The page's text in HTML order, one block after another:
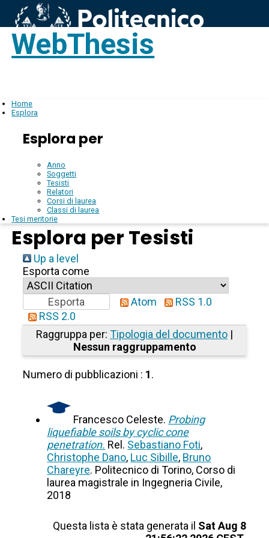
WebThesis
Home
Esplora
Esplora per
Anno
Soggetti
Tesisti
Relatori
Corsi di laurea
Classi di laurea
Tesi meritorie
Esplora per Tesisti
Up a level
Esporta come
Atom
RSS 1.0
RSS 2.0
Raggruppa per: Tipologia del documento |
Nessun raggruppamento
Numero di pubblicazioni : 1.
Francesco Celeste. Probing
liquefiable soils by cyclic cone
penetration. Rel. Sebastiano Foti,
Christophe Dano, Luc Sibille, Bruno
Chareyre. Politecnico di Torino, Corso di
laurea magistrale in Ingegneria Civile,
2018
Questa lista è stata generata il Sat Aug 8